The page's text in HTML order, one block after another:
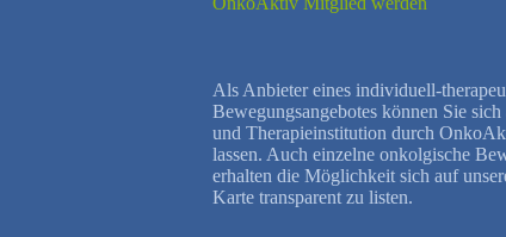
Als Anbieter eines individuell-
Bewegungsangebotes können Sie
und Therapieinstitution durch
lassen. Auch einzelne onkolgische
erhalten die Möglichkeit sich auf
Karte transparent zu listen.